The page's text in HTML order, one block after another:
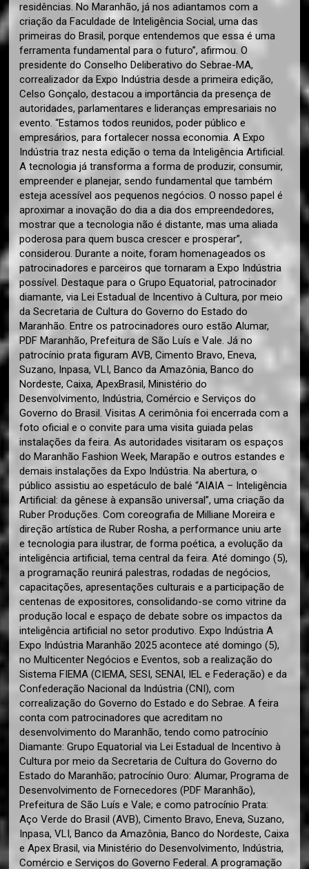
residências. No Maranhão, já nos adiantamos com a
criação da Faculdade de Inteligência Social, uma das
primeiras do Brasil, porque entendemos que essa é uma
ferramenta fundamental para o futuro”, afirmou. O
presidente do Conselho Deliberativo do Sebrae-MA,
correalizador da Expo Indústria desde a primeira edição,
Celso Gonçalo, destacou a importância da presença de
autoridades, parlamentares e lideranças empresariais no
evento. “Estamos todos reunidos, poder público e
empresários, para fortalecer nossa economia. A Expo
Indústria traz nesta edição o tema da Inteligência Artificial.
A tecnologia já transforma a forma de produzir, consumir,
empreender e planejar, sendo fundamental que também
esteja acessível aos pequenos negócios. O nosso papel é
aproximar a inovação do dia a dia dos empreendedores,
mostrar que a tecnologia não é distante, mas uma aliada
poderosa para quem busca crescer e prosperar”,
considerou. Durante a noite, foram homenageados os
patrocinadores e parceiros que tornaram a Expo Indústria
possível. Destaque para o Grupo Equatorial, patrocinador
diamante, via Lei Estadual de Incentivo à Cultura, por meio
da Secretaria de Cultura do Governo do Estado do
Maranhão. Entre os patrocinadores ouro estão Alumar,
PDF Maranhão, Prefeitura de São Luís e Vale. Já no
patrocínio prata figuram AVB, Cimento Bravo, Eneva,
Suzano, Inpasa, VLI, Banco da Amazônia, Banco do
Nordeste, Caixa, ApexBrasil, Ministério do
Desenvolvimento, Indústria, Comércio e Serviços do
Governo do Brasil. Visitas A cerimônia foi encerrada com a
foto oficial e o convite para uma visita guiada pelas
instalações da feira. As autoridades visitaram os espaços
do Maranhão Fashion Week, Marapão e outros estandes e
demais instalações da Expo Indústria. Na abertura, o
público assistiu ao espetáculo de balé “AIAIA – Inteligência
Artificial: da gênese à expansão universal”, uma criação da
Ruber Produções. Com coreografia de Milliane Moreira e
direção artística de Ruber Rosha, a performance uniu arte
e tecnologia para ilustrar, de forma poética, a evolução da
inteligência artificial, tema central da feira. Até domingo (5),
a programação reunirá palestras, rodadas de negócios,
capacitações, apresentações culturais e a participação de
centenas de expositores, consolidando-se como vitrine da
produção local e espaço de debate sobre os impactos da
inteligência artificial no setor produtivo. Expo Indústria A
Expo Indústria Maranhão 2025 acontece até domingo (5),
no Multicenter Negócios e Eventos, sob a realização do
Sistema FIEMA (CIEMA, SESI, SENAI, IEL e Federação) e da
Confederação Nacional da Indústria (CNI), com
correalização do Governo do Estado e do Sebrae. A feira
conta com patrocinadores que acreditam no
desenvolvimento do Maranhão, tendo como patrocínio
Diamante: Grupo Equatorial via Lei Estadual de Incentivo à
Cultura por meio da Secretaria de Cultura do Governo do
Estado do Maranhão; patrocínio Ouro: Alumar, Programa de
Desenvolvimento de Fornecedores (PDF Maranhão),
Prefeitura de São Luís e Vale; e como patrocínio Prata:
Aço Verde do Brasil (AVB), Cimento Bravo, Eneva, Suzano,
Inpasa, VLI, Banco da Amazônia, Banco do Nordeste, Caixa
e Apex Brasil, via Ministério do Desenvolvimento, Indústria,
Comércio e Serviços do Governo Federal. A programação